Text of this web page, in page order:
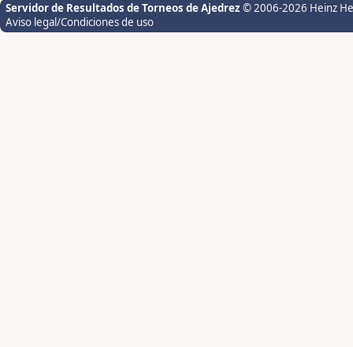
Servidor de Resultados de Torneos de Ajedrez © 2006-2026 Heinz
Aviso legal/Condiciones de uso